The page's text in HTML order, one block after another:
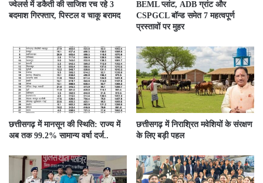
ज्वेलर्स में डकैती की साजिश रच रहे 3
बदमाश गिरफ्तार, पिस्टल व चाकू बरामद
BEML प्लांट, ADB ग्रांट और
CSPGCL बॉन्ड समेत 7 महत्वपूर्ण
प्रस्तावों पर मुहर
छत्तीसगढ़ में मानसून की स्थिति: राज्य में
अब तक 99.2% सामान्य वर्षा दर्ज..
छत्तीसगढ़ में निराश्रित मवेशियों के संरक्षण
के लिए बड़ी पहल